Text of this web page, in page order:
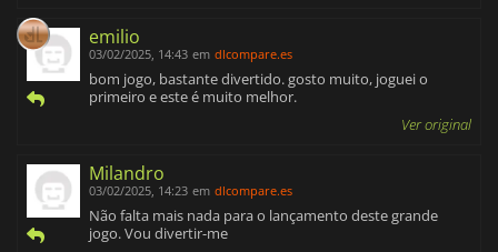
emilio
03/02/2025, 14:43 em dlcompare.es
bom jogo, bastante divertido. gosto muito, joguei o
primeiro e este é muito melhor.
Ver original
Milandro
03/02/2025, 14:23 em dlcompare.es
Não falta mais nada para o lançamento deste grande
jogo. Vou divertir-me